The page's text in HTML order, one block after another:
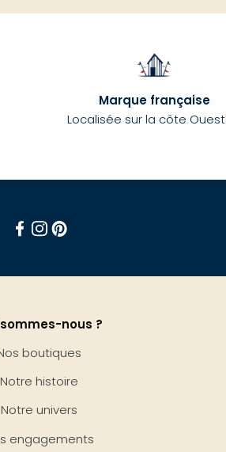
Marque française
Localisée sur la côte Ouest
nous ?
boutiques
Notre histoire
Notre univers
engagements